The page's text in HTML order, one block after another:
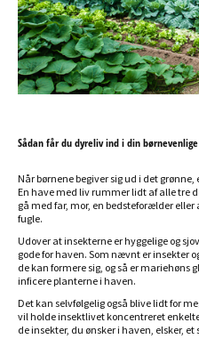
Sådan får du dyreliv ind i din
Når børnene begiver sig ud i det
En have med liv rummer lidt af alle tre
gå med far, mor, en bedsteforælder
fugle.
Udover at insekterne er hyggelige og
gode for haven. Som nævnt er insekter
de kan formere sig, og så er mariehøns
inficere planterne i haven.
Det kan selvfølgelig også blive lidt for
vil holde insektlivet koncentreret
de insekter, du ønsker i haven, elsker,